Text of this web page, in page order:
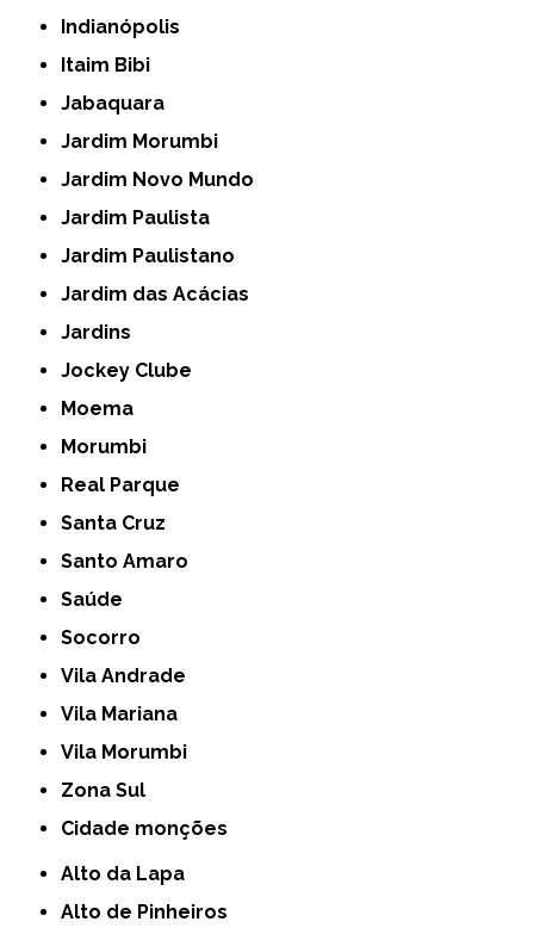
Indianópolis
Itaim Bibi
Jabaquara
Jardim Morumbi
Jardim Novo Mundo
Jardim Paulista
Jardim Paulistano
Jardim das Acácias
Jardins
Jockey Clube
Moema
Morumbi
Real Parque
Santa Cruz
Santo Amaro
Saúde
Socorro
Vila Andrade
Vila Mariana
Vila Morumbi
Zona Sul
cidade monções
Alto da Lapa
Alto de Pinheiros